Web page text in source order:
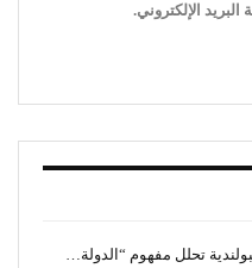
الإلكتروني.
تحلل مفهوم “الدولة…